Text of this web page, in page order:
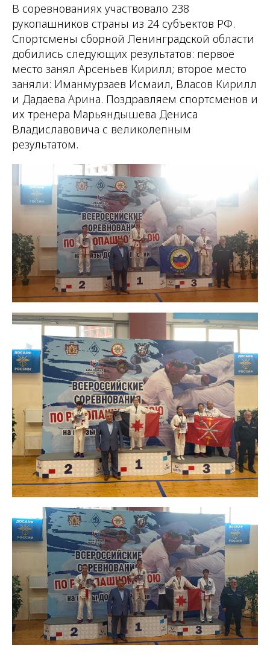
В соревнованиях участвовало 238
рукопашников страны из 24 субъектов РФ. ​
Спортсмены сборной Ленинградской области
добились следующих результатов: первое
место занял Арсеньев Кирилл; второе место
заняли: Иманмурзаев Исмаил, Власов Кирилл
и Дадаева Арина. Поздравляем спортсменов и
их тренера Марьяндышева Дениса
Владиславовича с великолепным
результатом.